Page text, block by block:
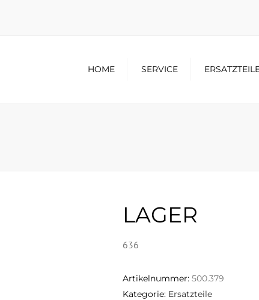
HOME SERVICE
LAGER
636
Artikelnummer: 500.379
Kategorie: Ersatzteile